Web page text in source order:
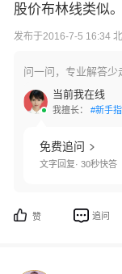
股价布林线类似。
发布于2016-7-5 16:34
问一问，专业解答少
当前我在线
我擅长： #新手
免费追问
文字回复· 30秒快答
赞 追问